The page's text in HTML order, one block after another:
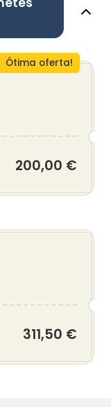
Ótima oferta!
200,00 €
311,50 €